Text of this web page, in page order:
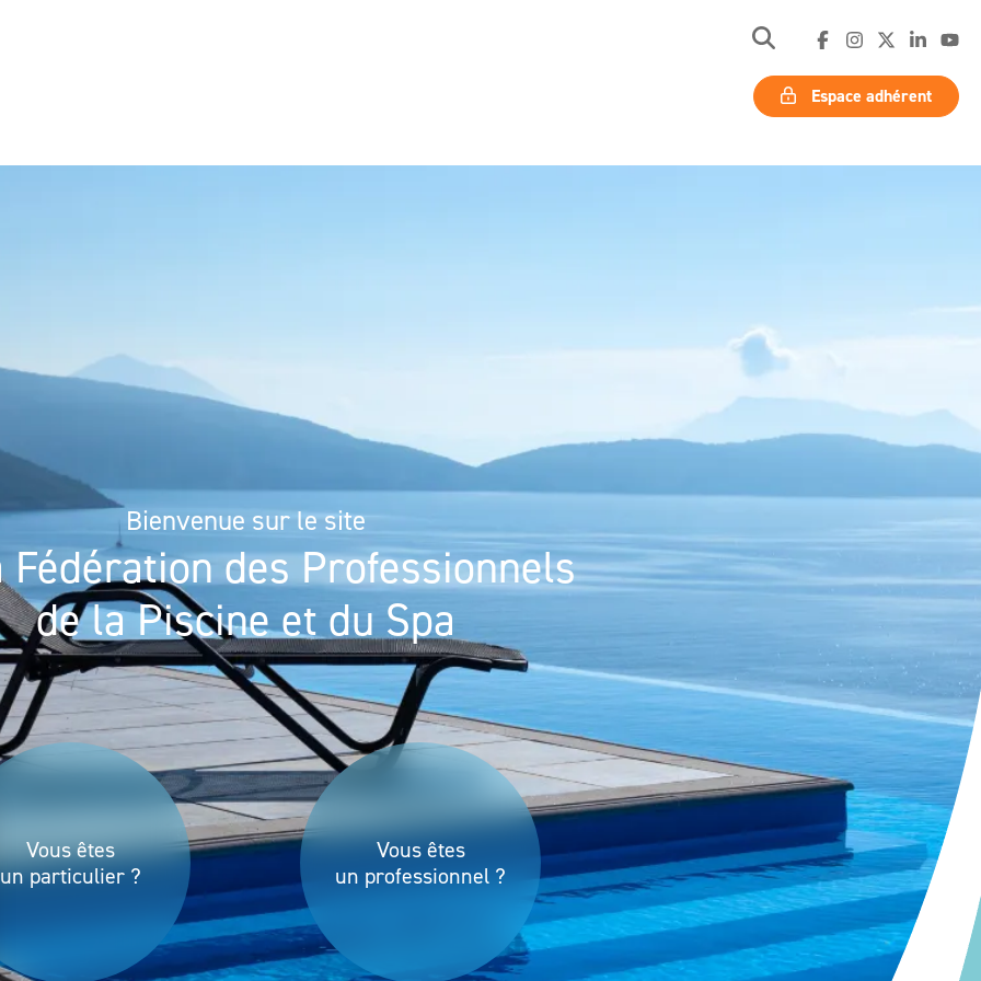
Espace adhérent
Bienvenue sur le site
Fédération des Professionnels
de la Piscine et du Spa
Vous êtes
un particulier ?
Vous êtes
un professionnel ?